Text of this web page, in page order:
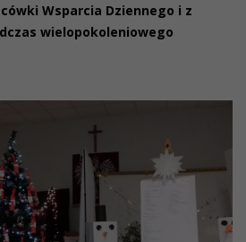
Wsparcia Dziennego i z
wielopokoleniowego